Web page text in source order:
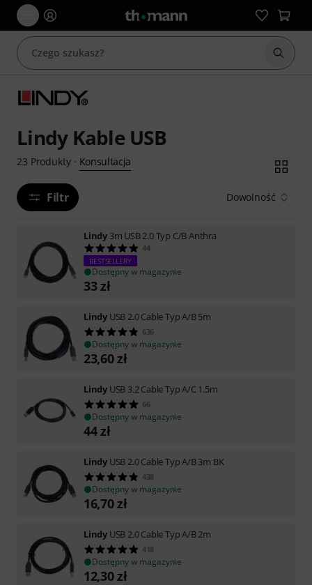
Lindy Kable USB
23 Produkty· Konsultacja
Filtr Dowolność
Lindy 3m USB 2.0 Typ C/B Anthra
44
BESTSELLERY
Dostępny w magazynie
33zł
Lindy USB 2.0 Cable Typ A/B 5m
636
Dostępny w magazynie
23,60zł
Lindy USB 3.2 Cable Typ A/C 1.5m
66
Dostępny w magazynie
44zł
Lindy USB 2.0 Cable Typ A/B 3m BK
438
Dostępny w magazynie
16,70zł
Lindy USB 2.0 Cable Typ A/B 2m
418
Dostępny w magazynie
12,30zł